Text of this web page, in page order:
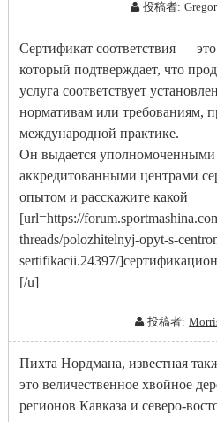
投稿者:
Сертификат соответствия —
который подтверждает, что
услуга соответствует
нормативам или требованиям,
международной практике.
Он выдается уполномоченными
аккредитованными центрами
опытом и расскажите какой
[url=https://
threads/polozhitelnyj-opyt-s-
sertifikacii.24397/
[/u]
投稿者:
Пихта Нордмана, известная
это величественное хвойное
регионов Кавказа и северо-